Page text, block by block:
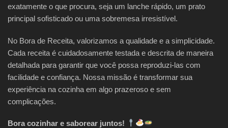
exatamente o que procura, seja um lanche rápido, um prato
principal sofisticado ou uma sobremesa irresistível.
No Bora de Receita, valorizamos a qualidade e a simplicidade.
Cada receita é cuidadosamente testada e descrita de maneira
detalhada para garantir que você possa reproduzi-las com
facilidade e confiança. Nossa missão é transformar sua
experiência na cozinha em algo prazeroso e sem
complicações.
Bora cozinhar e saborear juntos!